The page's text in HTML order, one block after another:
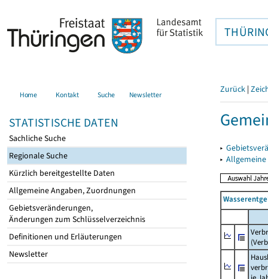
Home Kontakt Suche Newsletter
STATISTISCHE DATEN
Sachliche Suche
Regionale Suche
Kürzlich bereitgestellte Daten
Allgemeine Angaben, Zuordnungen
Gebietsveränderungen,
Änderungen zum Schlüsselverzeichnis
Definitionen und Erläuterungen
Newsletter
Zurück |
▸
▸